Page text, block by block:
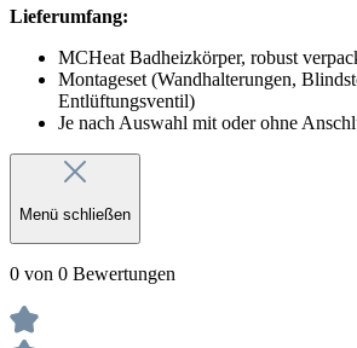
Lieferumfang:
MCHeat Badheizkörper, robust
Montageset (Wandhalterungen,
Entlüftungsventil)
Je nach Auswahl mit oder ohne
Menü schließen
0 von 0 Bewertungen